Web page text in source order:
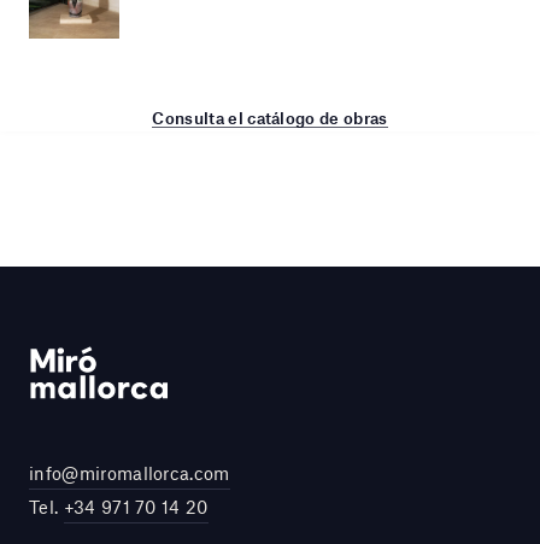
Consulta el catálogo de obras
info@miromallorca.com
Tel. +34 971 70 14 20